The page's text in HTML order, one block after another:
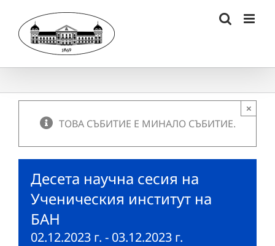
content
ТОВА СЪБИТИЕ Е МИНАЛО СЪБИТИЕ.
×
Десета научна сесия на
Ученическия институт на
БАН
02.12.2023 г. - 03.12.2023 г.